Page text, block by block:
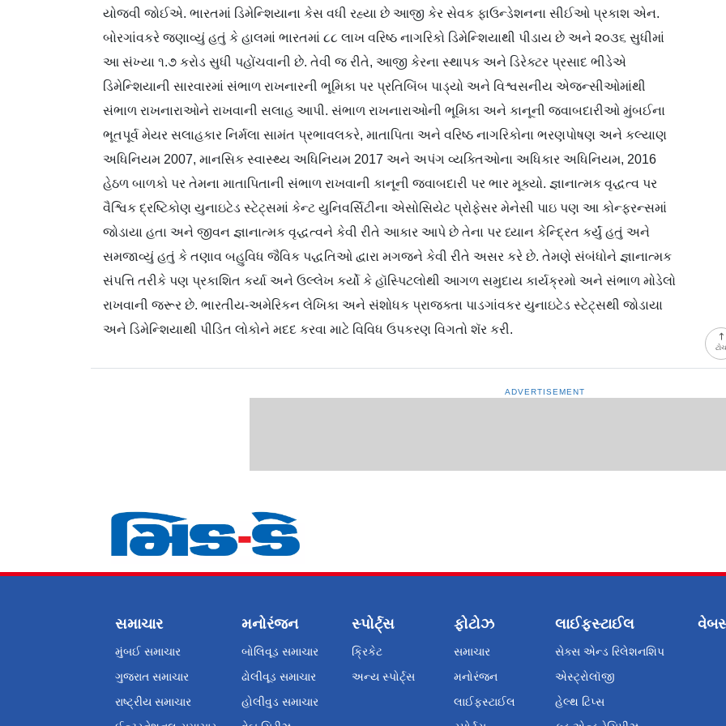
યોજવી જોઈએ. ભારતમાં ડિમેન્શિયાના કેસ વધી રહ્યા છે આજી કેર સેવક ફાઉન્ડેશનના સીઈઓ પ્રકાશ એન.
બોરગાંવકરે જણાવ્યું હતું કે હાલમાં ભારતમાં ૮૮ લાખ વરિષ્ઠ નાગરિકો ડિમેન્શિયાથી પીડાય છે અને ૨૦૩૬ સુધીમાં
આ સંખ્યા ૧.૭ કરોડ સુધી પહોંચવાની છે. તેવી જ રીતે, આજી કેરના સ્થાપક અને ડિરેક્ટર પ્રસાદ ભીડેએ
ડિમેન્શિયાની સારવારમાં સંભાળ રાખનારની ભૂમિકા પર પ્રતિબિંબ પાડ્યો અને વિશ્વસનીય એજન્સીઓમાંથી
સંભાળ રાખનારાઓને રાખવાની સલાહ આપી. સંભાળ રાખનારાઓની ભૂમિકા અને કાનૂની જવાબદારીઓ મુંબઈના
ભૂતપૂર્વ મેયર સલાહકાર નિર્મલા સામંત પ્રભાવલકરે, માતાપિતા અને વરિષ્ઠ નાગરિકોના ભરણપોષણ અને કલ્યાણ
અધિનિયમ 2007, માનસિક સ્વાસ્થ્ય અધિનિયમ 2017 અને અપંગ વ્યક્તિઓના અધિકાર અધિનિયમ, 2016
હેઠળ બાળકો પર તેમના માતાપિતાની સંભાળ રાખવાની કાનૂની જવાબદારી પર ભાર મૂક્યો. જ્ઞાનાત્મક વૃદ્ધત્વ પર
વૈશ્વિક દ્રષ્ટિકોણ યુનાઇટેડ સ્ટેટ્સમાં કેન્ટ યુનિવર્સિટીના એસોસિયેટ પ્રોફેસર મેનેસી પાઇ પણ આ કોન્ફરન્સમાં
જોડાયા હતા અને જીવન જ્ઞાનાત્મક વૃદ્ધત્વને કેવી રીતે આકાર આપે છે તેના પર ધ્યાન કેન્દ્રિત કર્યું હતું અને
સમજાવ્યું હતું કે તણાવ બહુવિધ જૈવિક પદ્ધતિઓ દ્વારા મગજને કેવી રીતે અસર કરે છે. તેમણે સંબંધોને જ્ઞાનાત્મક
સંપત્તિ તરીકે પણ પ્રકાશિત કર્યા અને ઉલ્લેખ કર્યો કે હૉસ્પિટલોથી આગળ સમુદાય કાર્યક્રમો અને સંભાળ મોડેલો
રાખવાની જરૂર છે. ભારતીય-અમેરિકન લેખિકા અને સંશોધક પ્રાજક્તા પાડગાંવકર યુનાઇટેડ સ્ટેટ્સથી જોડાયા
અને ડિમેન્શિયાથી પીડિત લોકોને મદદ કરવા માટે વિવિધ ઉપકરણ વિગતો શૅર કરી.
ADVERTISEMENT
સમાચાર
મુંબઈ સમાચાર
ગુજરાત સમાચાર
રાષ્ટ્રીય સમાચાર
મનોરંજન
બોલિવૂડ સમાચાર
ઢોલીવૂડ સમાચાર
હોલીવુડ સમાચાર
સ્પોર્ટ્સ
ક્રિકેટ
અન્ય સ્પોર્ટ્સ
ફોટોઝ
સમાચાર
મનોરંજન
લાઈફસ્ટાઈલ
લાઈફસ્ટાઈલ
સેક્સ એન્ડ રિલેશનશિપ
એસ્ટ્રોલૉજી
હેલ્થ ટિપ્સ